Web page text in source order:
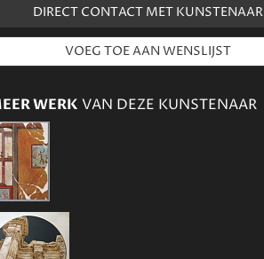
DIRECT CONTACT MET KUNSTENAAR
WERK VAN DEZE KUNSTENAAR